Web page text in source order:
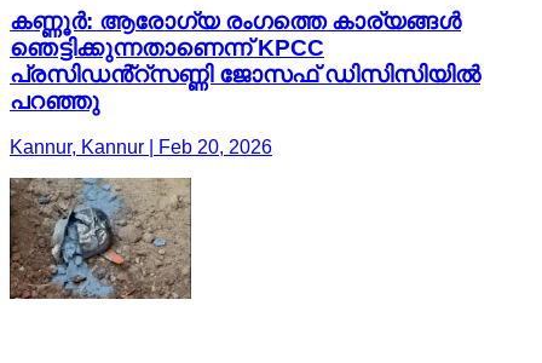
കണ്ണൂർ: ആരോഗ്യ രംഗത്തെ കാര്യങ്ങൾ
ഞെട്ടിക്കുന്നതാണെന്ന് KPCC
പ്രസിഡൻ്റ്സണ്ണി ജോസഫ് ഡിസിസിയിൽ
പറഞ്ഞു
Kannur, Kannur | Feb 20, 2026